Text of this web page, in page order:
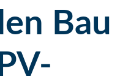
Bau